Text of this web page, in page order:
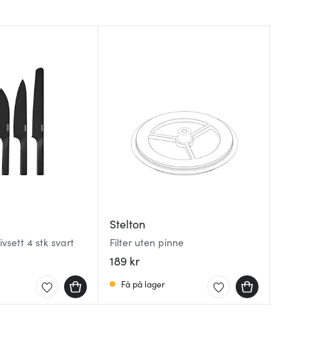
4 stk svart
Stelton
Filter uten pinne
189 kr
Få på lager